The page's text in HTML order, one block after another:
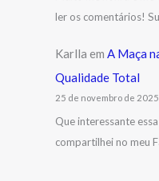
ler os comentários!
Karlla em A Maça
Qualidade Total
25 de novembro de 2025
Que interessante
compartilhei no meu